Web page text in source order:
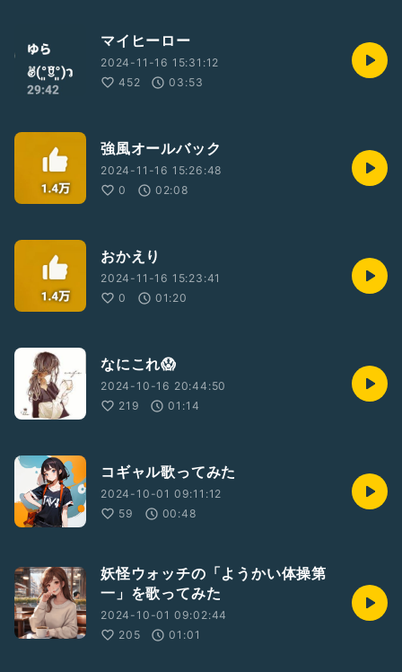
マイヒーロー
2024-11-16 15:31:12
452
03:53
強風オールバック
2024-11-16 15:26:48
0
02:08
おかえり
2024-11-16 15:23:41
0
01:20
なにこれ😱
2024-10-16 20:44:50
219
01:14
コギャル歌ってみた
2024-10-01 09:11:12
59
00:48
妖怪ウォッチの「ようかい体操第
一」を歌ってみた
2024-10-01 09:02:44
205
01:01